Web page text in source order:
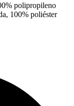
polipropileno
100% poliéster